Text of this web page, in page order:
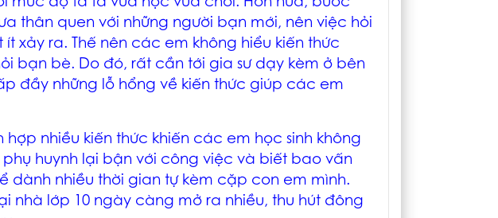
thân quen với những người bạn mới, nên việc hỏi
xảy ra. Thế nên các em không hiểu kiến thức
bạn bè. Do đó, rất cần tới gia sư dạy kèm ở bên
đầy những lỗ hổng về kiến thức giúp các em
nhiều kiến thức khiến các em học sinh không
phụ huynh lại bận với công việc và biết bao vấn
dành nhiều thời gian tự kèm cặp con em mình.
nhà lớp 10 ngày càng mở ra nhiều, thu hút đông